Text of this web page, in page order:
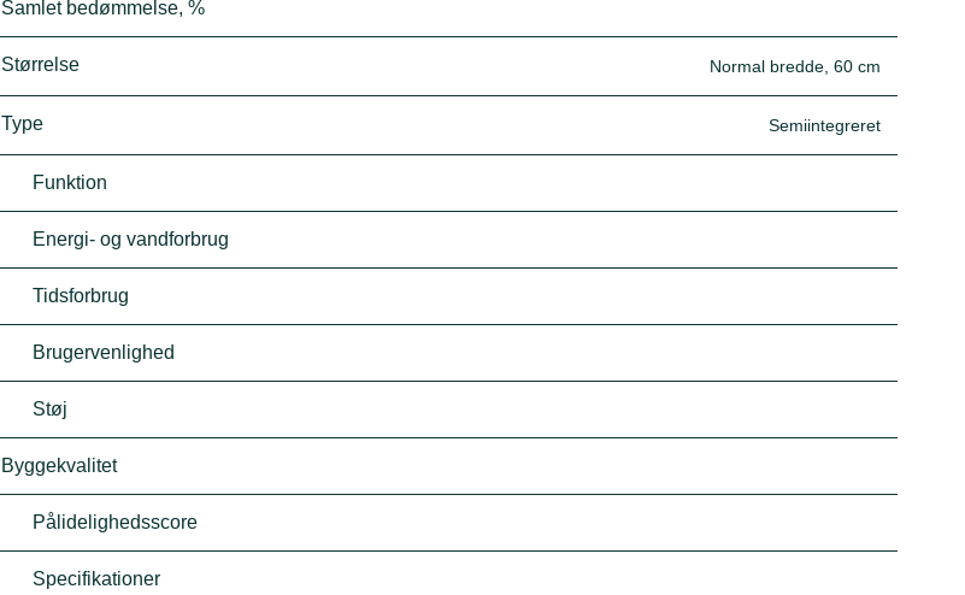
Samlet bedømmelse, %
Størrelse Normal bredde, 60 cm
Type Semiintegreret
Funktion
Energi- og vandforbrug
Tidsforbrug
Brugervenlighed
Støj
Byggekvalitet
Pålidelighedsscore
Specifikationer